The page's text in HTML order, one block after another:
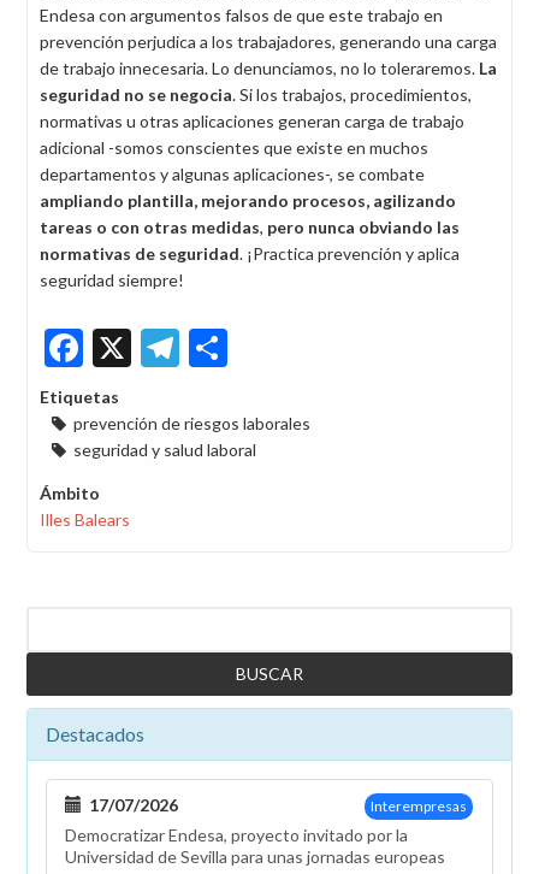
Endesa con argumentos falsos de que este trabajo en
prevención perjudica a los trabajadores, generando una carga
de trabajo innecesaria. Lo denunciamos, no lo toleraremos. La
seguridad no se negocia. Si los trabajos, procedimientos,
normativas u otras aplicaciones generan carga de trabajo
adicional -somos conscientes que existe en muchos
departamentos y algunas aplicaciones-, se combate
ampliando plantilla, mejorando procesos, agilizando
tareas o con otras medidas, pero nunca obviando las
normativas de seguridad. ¡Practica prevención y aplica
seguridad siempre!
Facebook
X Telegram
Etiquetas
prevención de riesgos laborales
seguridad y salud laboral
Ámbito
Illes Balears
Destacados
Interempresas
17/07/2026
Democratizar Endesa, proyecto invitado por la
Universidad de Sevilla para unas jornadas europeas